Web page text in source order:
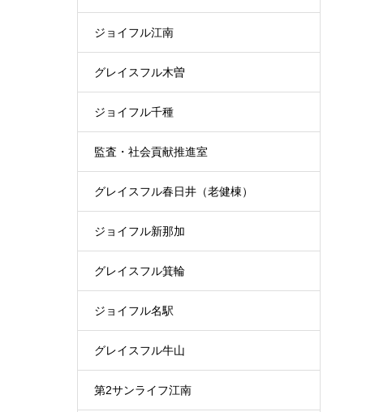
ジョイフル江南
グレイスフル木曽
ジョイフル千種
監査・社会貢献推進室
グレイスフル春日井（老健棟）
ジョイフル新那加
グレイスフル箕輪
ジョイフル名駅
グレイスフル牛山
第2サンライフ江南